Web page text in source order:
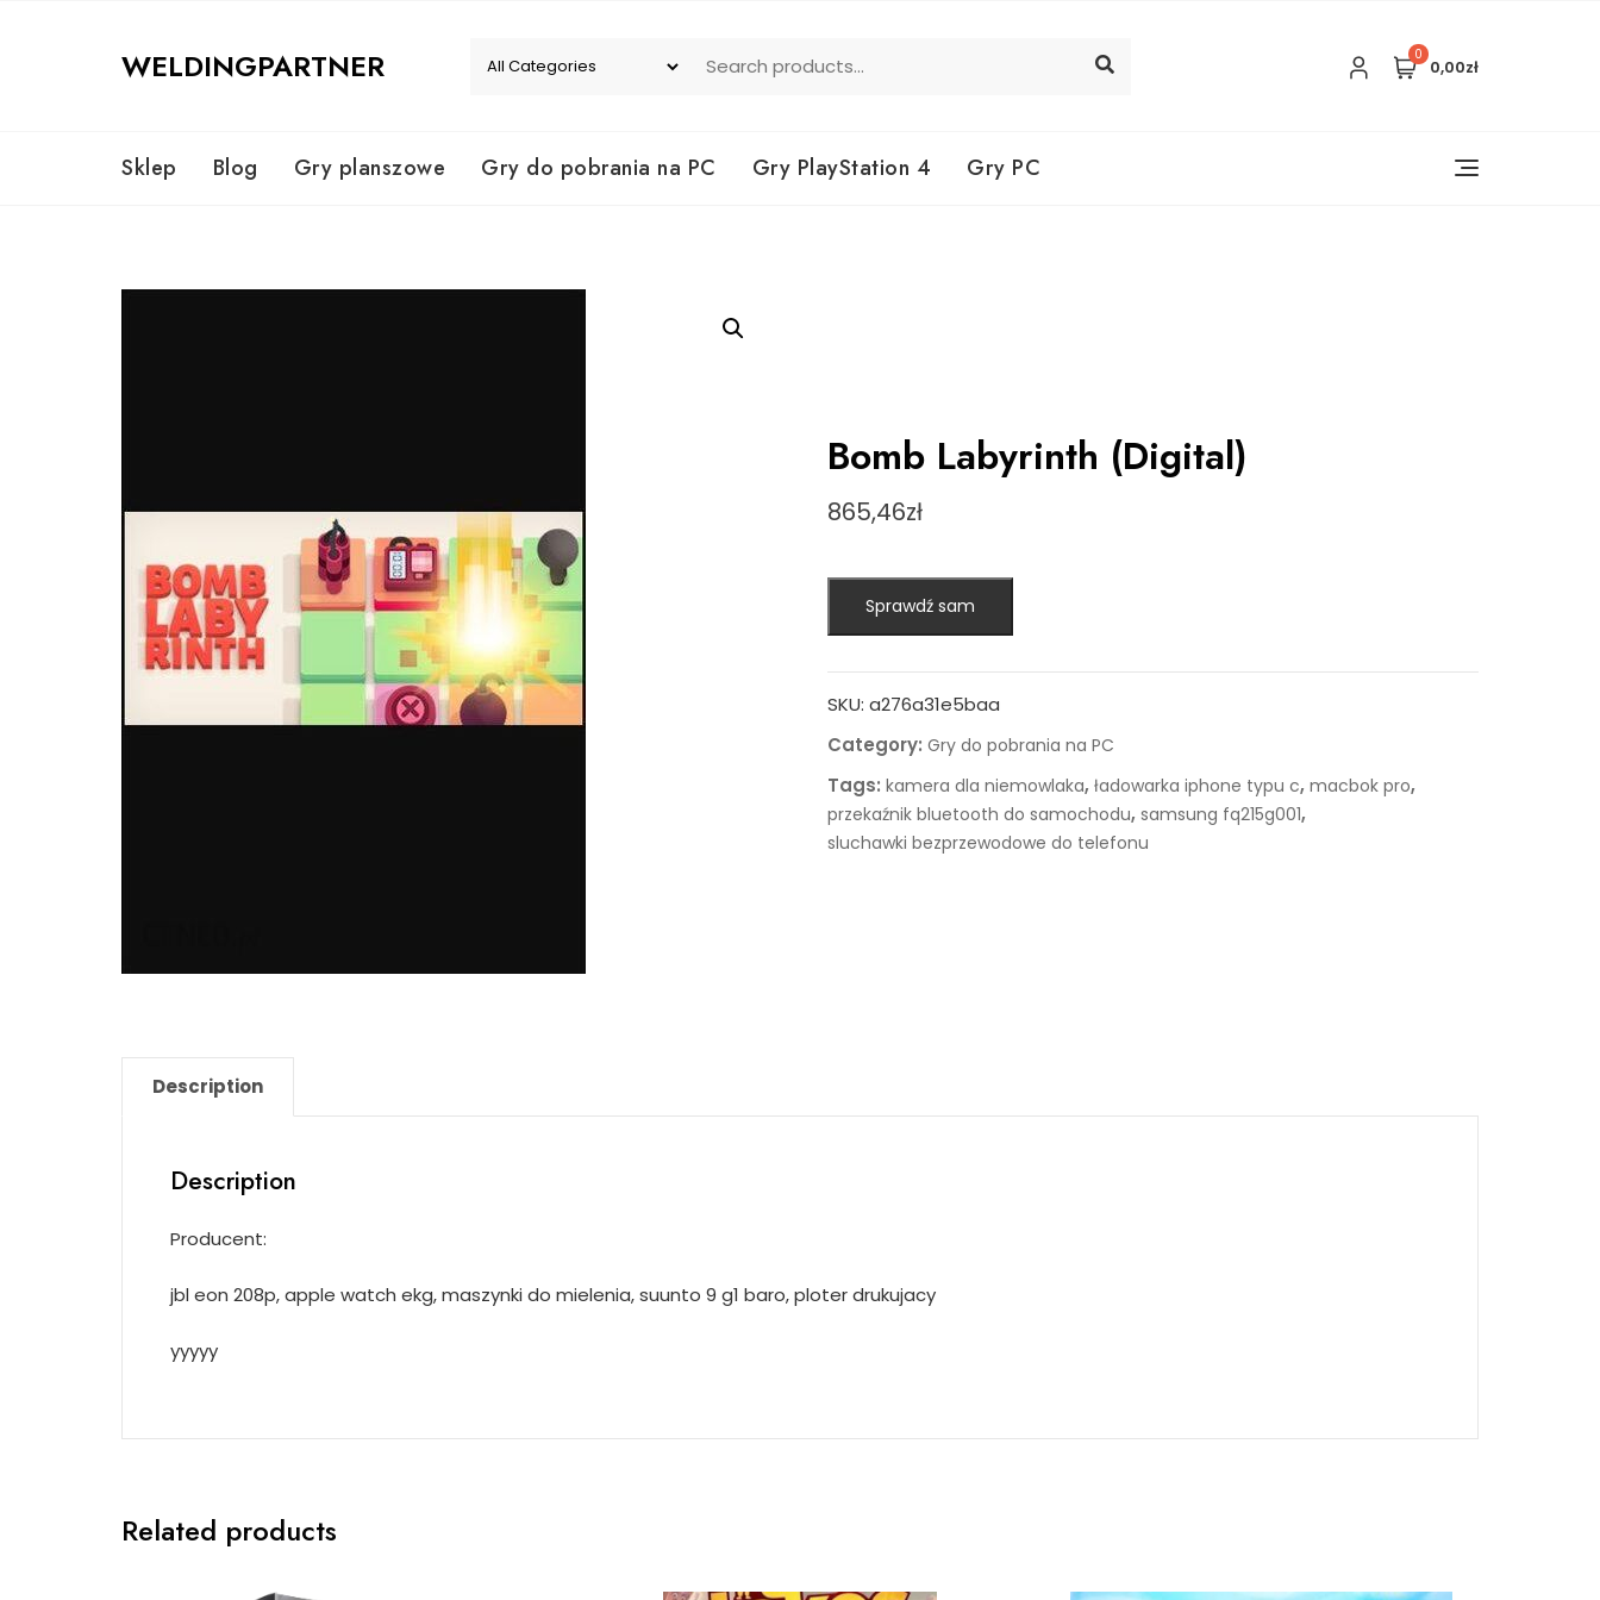
WELDINGPARTNER 0
0,00zł
Sklep Blog Gry planszowe Gry do pobrania na PC Gry PlayStation 4 Gry PC
Bomb Labyrinth (Digital)
865,46zł
Sprawdź sam
SKU: a276a31e5baa
Category: Gry do pobrania na PC
Tags: kamera dla niemowlaka, ładowarka iphone typu c, macbok pro,
przekaźnik bluetooth do samochodu, samsung fq215g001,
sluchawki bezprzewodowe do telefonu
Description
Description
Producent:
jbl eon 208p, apple watch ekg, maszynki do mielenia, suunto 9 g1 baro, ploter drukujacy
yyyyy
Related products